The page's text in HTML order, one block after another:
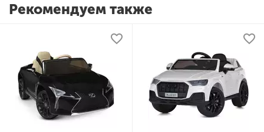
Рекомендуем также